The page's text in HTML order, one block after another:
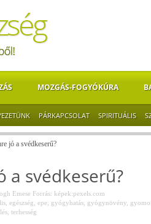
MOZGÁS-FOGYÓKÚRA
PÁRKAPCSOLAT SPIRITUÁLIS
jó a svédkeserű?
a svédkeserű?
Emese Forrás: képek:pexels.com
egészség epe gyógyhatás gyógynövény
terhesség